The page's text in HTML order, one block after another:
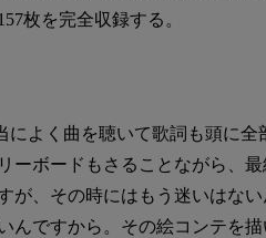
枚を完全収録する。
によく曲を聴いて歌詞も頭に全
ーボードもさることながら、
、その時にはもう迷いはない
んですから。その絵コンテを描